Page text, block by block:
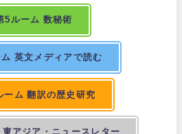
5ルーム 数秘術
英文メディアで読む
ーム 翻訳の歴史研究
アジア・ニュースレター